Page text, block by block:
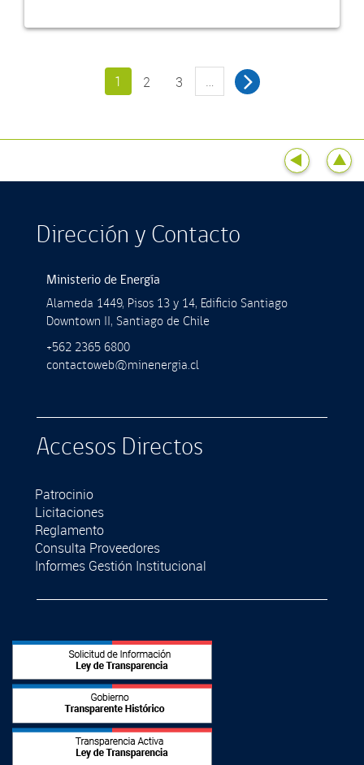
1 2 3 …
Dirección y Contacto
Ministerio de Energía
Alameda 1449, Pisos 13 y 14, Ediﬁcio Santiago
Downtown II, Santiago de Chile
+562 2365 6800
contactoweb@minenergia.cl
Accesos Directos
Patrocinio
Licitaciones
Reglamento
Consulta Proveedores
Informes Gestión Institucional